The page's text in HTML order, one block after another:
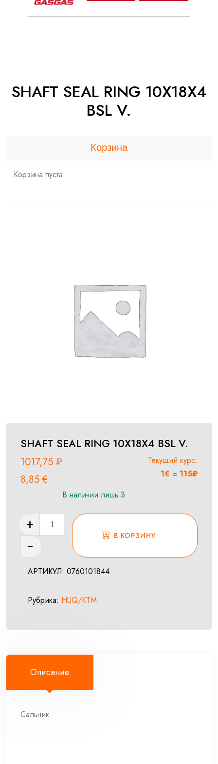
SHAFT SEAL RING 10X18X4
BSL V.
SHAFT SEAL RING 10X18X4 BSL V.
1017,75 ₽
8,85€
Текущий курс:
1€ = 115₽
В наличии лишь 3
Количество
товара
SHAFT
RING
BSL
В КОРЗИНУ
АРТИКУЛ: 0760101844
Рубрика: HUQ/KTM
Описание
Сальник
Корзина
Корзина пуста.